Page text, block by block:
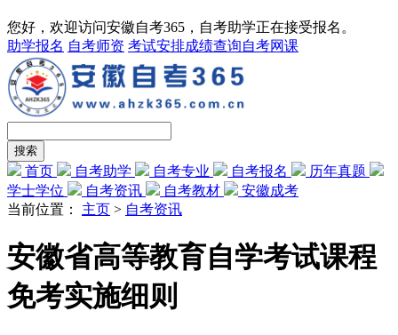
您好，欢迎访问安徽自考365，自考助学正在接受报名。
助学报名 自考师资 考试安排成绩查询自考网课
首页 自考助学 自考专业 自考报名
历年真题
学士学位
自考资讯 自考教材
安徽成考
当前位置： 主页 > 自考资讯
安徽省高等教育自学考试课程
免考实施细则